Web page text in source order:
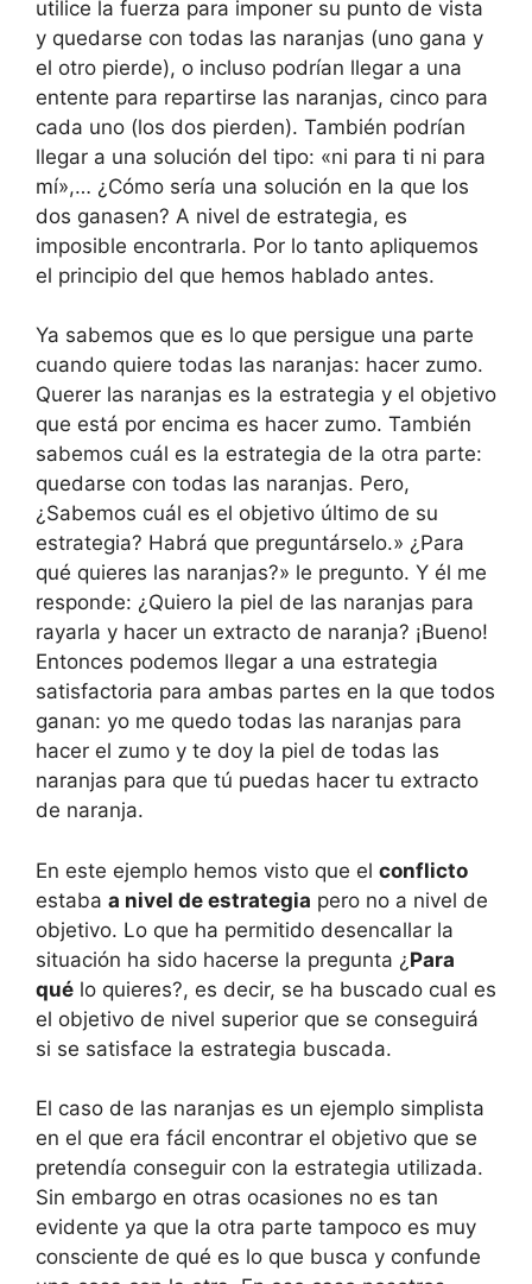
utilice la fuerza para imponer su punto de vista
y quedarse con todas las naranjas (uno gana y
el otro pierde), o incluso podrían llegar a una
entente para repartirse las naranjas, cinco para
cada uno (los dos pierden). También podrían
llegar a una solución del tipo: «ni para ti ni para
mí»,… ¿Cómo sería una solución en la que los
dos ganasen? A nivel de estrategia, es
imposible encontrarla. Por lo tanto apliquemos
el principio del que hemos hablado antes.
Ya sabemos que es lo que persigue una parte
cuando quiere todas las naranjas: hacer zumo.
Querer las naranjas es la estrategia y el objetivo
que está por encima es hacer zumo. También
sabemos cuál es la estrategia de la otra parte:
quedarse con todas las naranjas. Pero,
¿Sabemos cuál es el objetivo último de su
estrategia? Habrá que preguntárselo.» ¿Para
qué quieres las naranjas?» le pregunto. Y él me
responde: ¿Quiero la piel de las naranjas para
rayarla y hacer un extracto de naranja? ¡Bueno!
Entonces podemos llegar a una estrategia
satisfactoria para ambas partes en la que todos
ganan: yo me quedo todas las naranjas para
hacer el zumo y te doy la piel de todas las
naranjas para que tú puedas hacer tu extracto
de naranja.
En este ejemplo hemos visto que el conflicto
estaba a nivel de estrategia pero no a nivel de
objetivo. Lo que ha permitido desencallar la
situación ha sido hacerse la pregunta ¿ Para
qué lo quieres?, es decir, se ha buscado cual es
el objetivo de nivel superior que se conseguirá
si se satisface la estrategia buscada.
El caso de las naranjas es un ejemplo simplista
en el que era fácil encontrar el objetivo que se
pretendía conseguir con la estrategia utilizada.
Sin embargo en otras ocasiones no es tan
evidente ya que la otra parte tampoco es muy
consciente de qué es lo que busca y confunde